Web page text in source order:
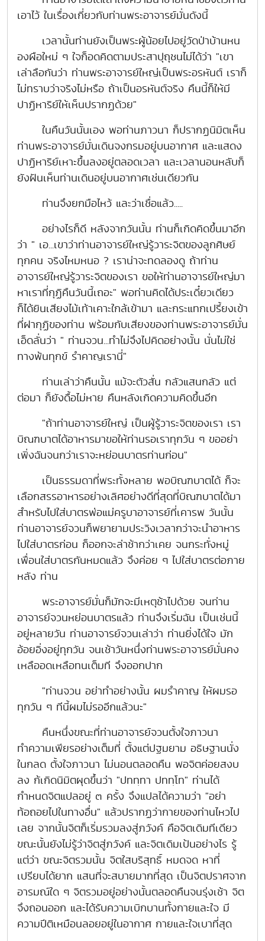
เอาไว้ ในเรื่องเกี่ยวกับท่านพระอาจารย์มั่นดังนี้
เวลานั้นท่านยังเป็นพระผู้น้อยไปอยู่วัดป่าบ้านหน
องผือใหม่ ๆ ใจก็อดคิดตามประสาปุถุชนไม่ได้ว่า "เขา
เล่าลือกันว่า ท่านพระอาจารย์ใหญ่เป็นพระอรหันต์ เราก็
ไม่ทราบว่าจริงไม่หรือ ถ้าเป็นอรหันต์จริง คืนนี้ก็ให้มี
ปาฏิหาริย์ให้เห็นปรากฏด้วย"
ในคืนวันนั้นเอง พอท่านภาวนา ก็ปรากฏนิมิตเห็น
ท่านพระอาจารย์มั่นเดินจงกรมอยู่บนอากาศ และแสดง
ปาฏิหาริย์เหาะขึ้นลงอยู่ตลอดเวลา และเวลานอนหลับก็
ยังฝันเห็นท่านเดินอยู่บนอากาศเช่นเดียวกัน
ท่านจึงยกมือไหว้ และว่าเชื่อแล้ว.....
อย่างไรก็ดี หลังจากวันนั้น ท่านก็เกิดคิดขึ้นมาอีก
ว่า " เอ...เขาว่าท่านอาจารย์ใหญ่รู้วาระจิตของลูกศิษย์
ทุกคน จริงไหมหนอ ? เราน่าจะทดลองดู ถ้าท่าน
อาจารย์ใหญ่รู้วาระจิตของเรา ขอให้ท่านอาจารย์ใหญ่มา
หาเราที่กุฏิคืนวันนี้เถอะ" พอท่านคิดได้ประเดี๋ยวเดียว
ก็ได้ยินเสียงไม้เท้าเคาะใกล้เข้ามา และกระแทกเปรี้ยงเข้า
ที่ฝากุฏิของท่าน พร้อมกับเสียงของท่านพระอาจารย์มั่น
เอ็ดลั่นว่า " ท่านจวน...ทำไม่จึงไปคิดอย่างนั้น นั่นไม่ใช่
ทางพ้นทุกข์ รำคาญเรานี่"
ท่านเล่าว่าคืนนั้น แม้จะตัวสั่น กลัวแสนกลัว แต่
ต่อมา ก็ยังดื้อไม่หาย คืนหลังเกิดความคิดขึ้นอีก
"ถ้าท่านอาจารย์ใหญ่ เป็นผู้รู้วาระจิตของเรา เรา
บิณฑบาตได้อาหารมาขอให้ท่านรอเราทุกวัน ๆ ขออย่า
เพิ่งฉันจนกว่าเราจะหย่อนบาตรท่านก่อน"
เป็นธรรมดาที่พระทั้งหลาย พอบิณฑบาตได้ ก็จะ
เลือกสรรอาหารอย่างเลิศอย่างดีที่สุดที่บิณฑบาตได้มา
สำหรับไปใส่บาตรพ่อแม่ครูบาอาจารย์ที่เคารพ วันนั้น
ท่านอาจารย์จวนก็พยายามประวิงเวลากว่าจะนำอาหาร
ไปใส่บาตรก่อน ก็ออกจะล่าช้ากว่าเคย จนกระทั่งหมู่
เพื่อนใส่บาตรกันหมดแล้ว จึงค่อย ๆ ไปใส่บาตรต่อภาย
หลัง ท่าน
พระอาจารย์มั่นก็มักจะมีเหตุช้าไปด้วย จนท่าน
อาจารย์จวนหย่อนบาตรแล้ว ท่านจึงเริ่มฉัน เป็นเช่นนี้
อยู่หลายวัน ท่านอาจารย์จวนเล่าว่า ท่านยิ่งได้ใจ มัก
อ้อยอิ่งอยู่ทุกวัน จนเช้าวันหนึ่งท่านพระอาจารย์มั่นคง
เหลืออดเหลือทนเต็มที จึงออกปาก
"ท่านจวน อย่าทำอย่างนั้น ผมรำคาญ ให้ผมรอ
ทุกวัน ๆ ทีนี้ผมไม่รออีกแล้วนะ"
คืนหนึ่งขณะที่ท่านอาจารย์จวนตั้งใจภาวนา
ทำความเพียรอย่างเต็มที่ ตั้งแต่ปฐมยาม อธิษฐานนั่ง
ในกลด ตั้งใจภาวนา ไม่นอนตลอดคืน พอจิตค่อยสงบ
ลง ก้เกิดนิมิตผุดขึ้นว่า "ปททฺทา ปททฺโท" ท่านได้
กำหนดจิตแปลอยู่ ๓ ครั้ง จึงแปลได้ความว่า "อย่า
ท้อถอยไปในทางอื่น" แล้วปรากฏว่ากายของท่านไหวไป
เลย จากนั้นจิตก็เริ่มรวมลงสู่ภวังค์ คือจิตเดิมทีเดียว
ขณะนั้นยังไม่รู้ว่าจิตสู่ภวังค์ และจิตเดิมเป้นอย่างไร รู้
แต่ว่า ขณะจิตรวมนั้น จิตใสบริสุทธิ์ หมดจด หาที่
เปรียบได้ยาก แสนที่จะสบายมากที่สุด เป็นจิตปราศจาก
อารมณ์ใด ๆ จิตรวมอยู่อย่างนั้นตลอดคืนจนรุ่งเช้า จิต
จึงถอนออก และได้รับความเบิกบานทั้งกายและใจ มี
ความปีติเหมือนลอยอยู่ในอากาศ กายและใจเบาที่สุด